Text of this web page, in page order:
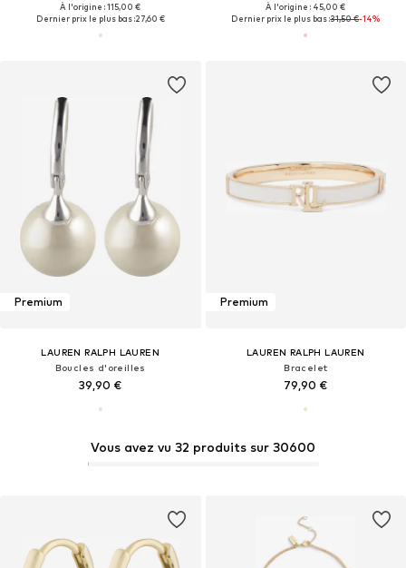
À l'origine : 115,00 €
Dernier prix le plus bas :27,60 €
À l'origine : 45,00 €
Dernier prix le plus bas :31,50 €-14%
Premium
LAUREN RALPH LAUREN
Boucles d'oreilles
39,90 €
Premium
LAUREN RALPH LAUREN
Bracelet
79,90 €
Vous avez vu 32 produits sur 30600